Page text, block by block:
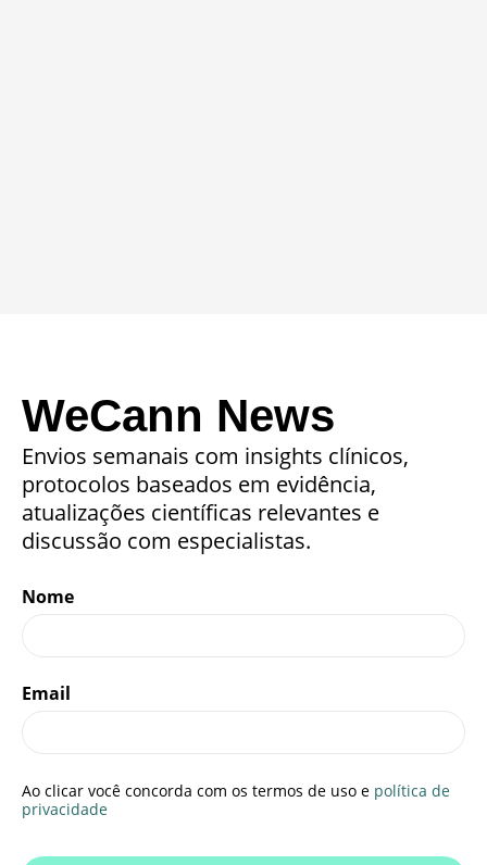
WeCann News
Envios semanais com insights clínicos,
protocolos baseados em evidência,
atualizações científicas relevantes e
discussão com especialistas.
Nome
Email
Ao clicar você concorda com os termos de uso e política de
privacidade